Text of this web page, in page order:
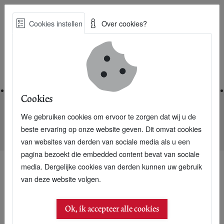
Skip
Best Practices voor een duurzame toekomst
Nieuwsarchief
Professional haalt meer plastic uit afval dan burger
16 februari 2011
Professional haalt meer
Cookies instellen Over cookies?
Cookies
We gebruiken cookies om ervoor te zorgen dat wij u de
beste ervaring op onze website geven. Dit omvat cookies
van websites van derden van sociale media als u een
pagina bezoekt die embedded content bevat van sociale
media. Dergelijke cookies van derden kunnen uw gebruik
van deze website volgen.
Ok, ik accepteer alle cookies